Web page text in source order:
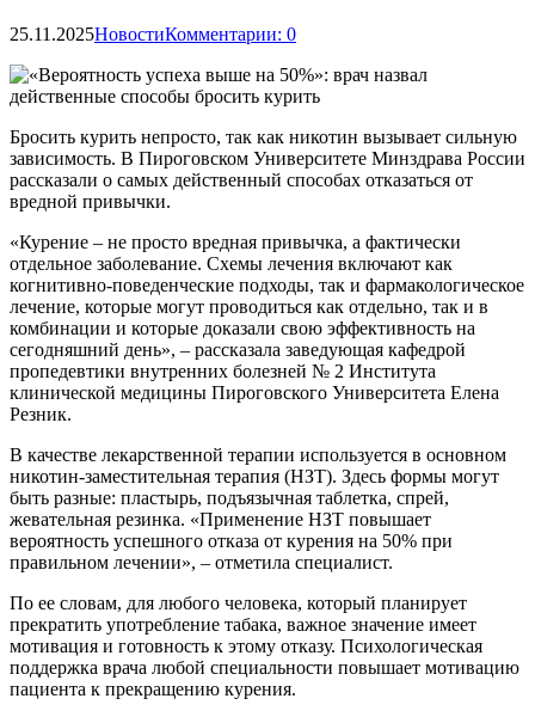
25.11.2025НовостиКомментарии: 0
Бросить курить непросто, так как никотин вызывает сильную
зависимость. В Пироговском Университете Минздрава России
рассказали о самых действенный способах отказаться от
вредной привычки.
«Курение – не просто вредная привычка, а фактически
отдельное заболевание. Схемы лечения включают как
когнитивно-поведенческие подходы, так и фармакологическое
лечение, которые могут проводиться как отдельно, так и в
комбинации и которые доказали свою эффективность на
сегодняшний день», – рассказала заведующая кафедрой
пропедевтики внутренних болезней № 2 Института
клинической медицины Пироговского Университета Елена
Резник.
В качестве лекарственной терапии используется в основном
никотин-заместительная терапия (НЗТ). Здесь формы могут
быть разные: пластырь, подъязычная таблетка, спрей,
жевательная резинка. «Применение НЗТ повышает
вероятность успешного отказа от курения на 50% при
правильном лечении», – отметила специалист.
По ее словам, для любого человека, который планирует
прекратить употребление табака, важное значение имеет
мотивация и готовность к этому отказу. Психологическая
поддержка врача любой специальности повышает мотивацию
пациента к прекращению курения.